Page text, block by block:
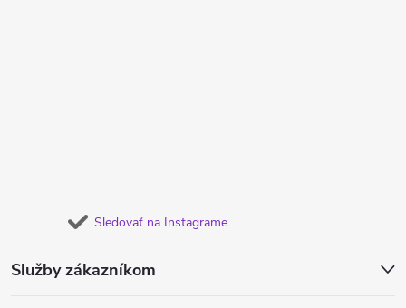
Sledovať na Instagrame
Služby zákazníkom